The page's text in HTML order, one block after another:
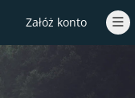
Załóż konto